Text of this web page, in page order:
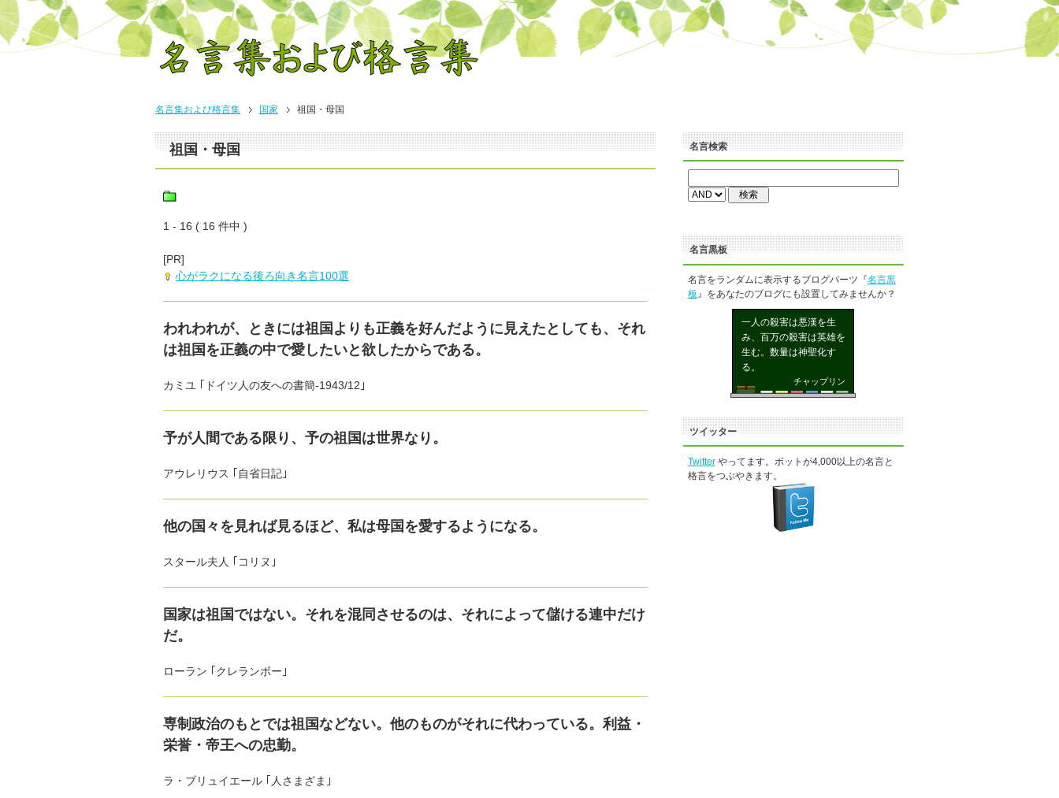
名言集および格言集 国家 祖国・母国
祖国・母国
1 - 16 ( 16 件中 )
[PR]
心がラクになる後ろ向き名言100選
われわれが、ときには祖国よりも正義を好んだように見えたとしても、それ
は祖国を正義の中で愛したいと欲したからである。
カミユ ｢ドイツ人の友への書簡-1943/12｣
予が人間である限り、予の祖国は世界なり。
アウレリウス ｢自省日記｣
他の国々を見れば見るほど、私は母国を愛するようになる。
スタール夫人 ｢コリヌ｣
国家は祖国ではない。それを混同させるのは、それによって儲ける連中だけ
だ。
ローラン ｢クレランボー｣
専制政治のもとでは祖国などない。他のものがそれに代わっている。利益・
栄誉・帝王への忠勤。
ラ・ブリュイエール ｢人さまざま｣
名言検索
名言黒板
名言をランダムに表示するブログパーツ『名言黒
板』をあなたのブログにも設置してみませんか？
一人の殺害は悪漢を生
み、百万の殺害は英雄を
生む。数量は神聖化す
る。
チャップリン
ツイッター
Twitterやってます。ボットが4,000以上の名言と
格言をつぶやきます。